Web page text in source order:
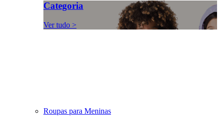
Categoria
Ver tudo >
Roupas para Meninas